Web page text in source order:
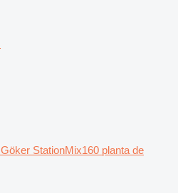
Göker StationMix160 planta de